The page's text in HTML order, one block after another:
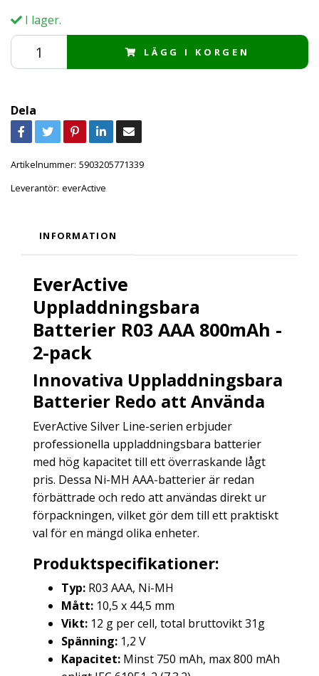
I lager.
LÄGG I KORGEN
Dela
Artikelnummer: 5903205771339
Leverantör: everActive
INFORMATION
EverActive
Uppladdningsbara
Batterier R03 AAA 800mAh -
2-pack
Innovativa Uppladdningsbara
Batterier Redo att Använda
EverActive Silver Line-serien erbjuder
professionella uppladdningsbara batterier
med hög kapacitet till ett överraskande lågt
pris. Dessa Ni-MH AAA-batterier är redan
förbättrade och redo att användas direkt ur
förpackningen, vilket gör dem till ett praktiskt
val för en mängd olika enheter.
Produktspecifikationer:
Typ: R03 AAA, Ni-MH
Mått: 10,5 x 44,5 mm
Vikt: 12 g per cell, total bruttovikt 31g
Spänning: 1,2 V
Kapacitet: Minst 750 mAh, max 800 mAh